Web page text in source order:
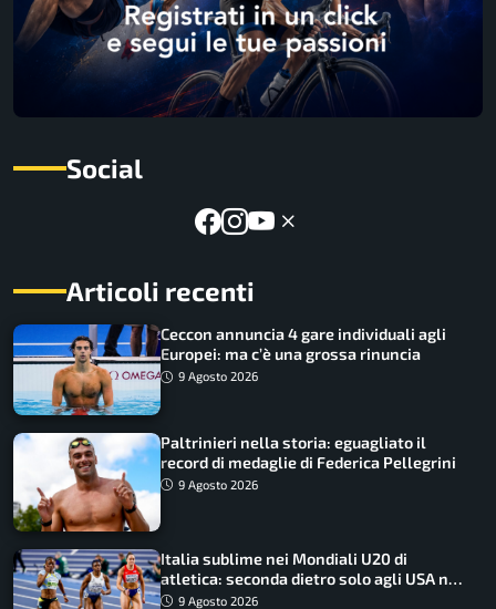
Social
Articoli recenti
Ceccon annuncia 4 gare individuali agli
Europei: ma c’è una grossa rinuncia
9 Agosto 2026
Paltrinieri nella storia: eguagliato il
record di medaglie di Federica Pellegrini
9 Agosto 2026
Italia sublime nei Mondiali U20 di
atletica: seconda dietro solo agli USA nel
medagliere
9 Agosto 2026